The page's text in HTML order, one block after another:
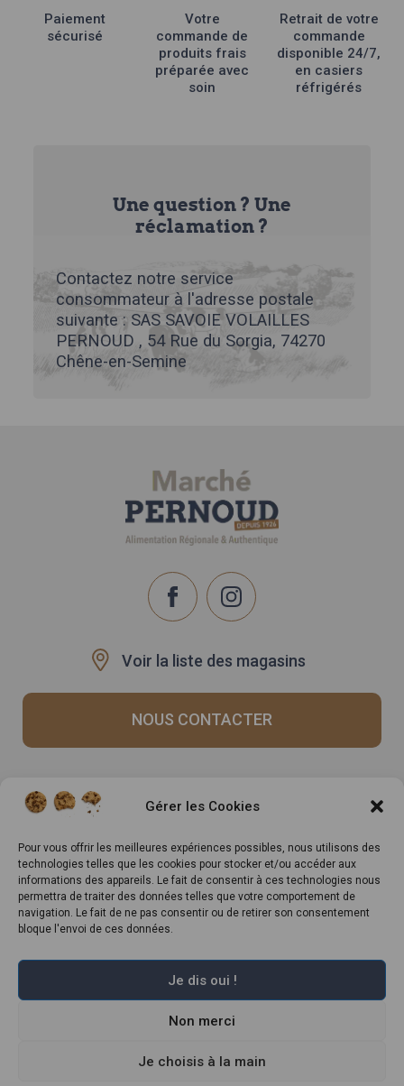
Gérer les Cookies
Pour vous offrir les meilleures expériences possibles, nous utilisons des
technologies telles que les cookies pour stocker et/ou accéder aux
informations des appareils. Le fait de consentir à ces technologies nous
permettra de traiter des données telles que votre comportement de
navigation. Le fait de ne pas consentir ou de retirer son consentement
bloque l'envoi de ces données.
Je dis oui !
Non merci
Je choisis à la main
Paiement
sécurisé
Votre
commande de
produits frais
préparée avec
soin
Retrait de votre
commande
disponible 24/7,
en casiers
réfrigérés
Une question ? Une
réclamation ?
Contactez notre service
consommateur à l'adresse postale
suivante : SAS SAVOIE VOLAILLES
PERNOUD , 54 Rue du Sorgia, 74270
Chêne-en-Semine
Voir la liste des magasins
NOUS CONTACTER
Recrutement
Rappels produits
Inscrivez-vous à notre
newsletter
Règlement Général sur la Protection des Données